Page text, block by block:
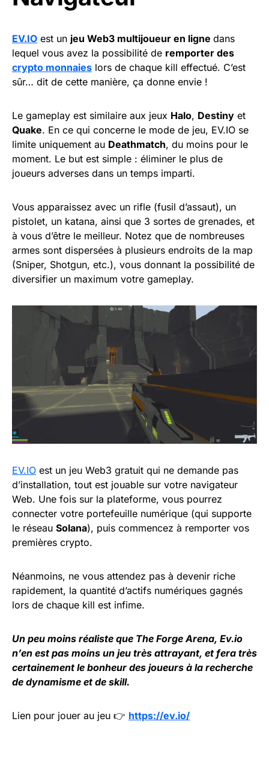
EV.IO est un jeu Web3 multijoueur en ligne dans
lequel vous avez la possibilité de remporter des
crypto monnaies lors de chaque kill effectué. C’est
sûr… dit de cette manière, ça donne envie !
Le gameplay est similaire aux jeux Halo, Destiny et
Quake. En ce qui concerne le mode de jeu, EV.IO se
limite uniquement au Deathmatch, du moins pour le
moment. Le but est simple : éliminer le plus de
joueurs adverses dans un temps imparti.
Vous apparaissez avec un rifle (fusil d’assaut), un
pistolet, un katana, ainsi que 3 sortes de grenades, et
à vous d’être le meilleur. Notez que de nombreuses
armes sont dispersées à plusieurs endroits de la map
(Sniper, Shotgun, etc.), vous donnant la possibilité de
diversifier un maximum votre gameplay.
EV.IO est un jeu Web3 gratuit qui ne demande pas
d’installation, tout est jouable sur votre navigateur
Web. Une fois sur la plateforme, vous pourrez
connecter votre portefeuille numérique (qui supporte
le réseau Solana), puis commencez à remporter vos
premières crypto.
Néanmoins, ne vous attendez pas à devenir riche
rapidement, la quantité d’actifs numériques gagnés
lors de chaque kill est infime.
Un peu moins réaliste que The Forge Arena, Ev.io
n’en est pas moins un jeu très attrayant, et fera très
certainement le bonheur des joueurs à la recherche
de dynamisme et de skill.
Lien pour jouer au jeu 👉 https://ev.io/